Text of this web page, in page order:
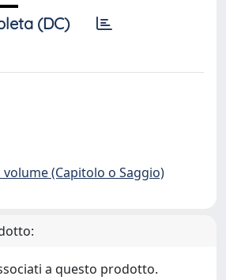
(DC)
(Capitolo o Saggio)
a questo prodotto.